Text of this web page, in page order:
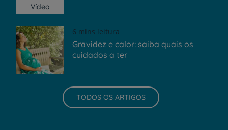
Vídeo
6 mins leitura
Gravidez e calor: saiba quais os
cuidados a ter
TODOS OS ARTIGOS